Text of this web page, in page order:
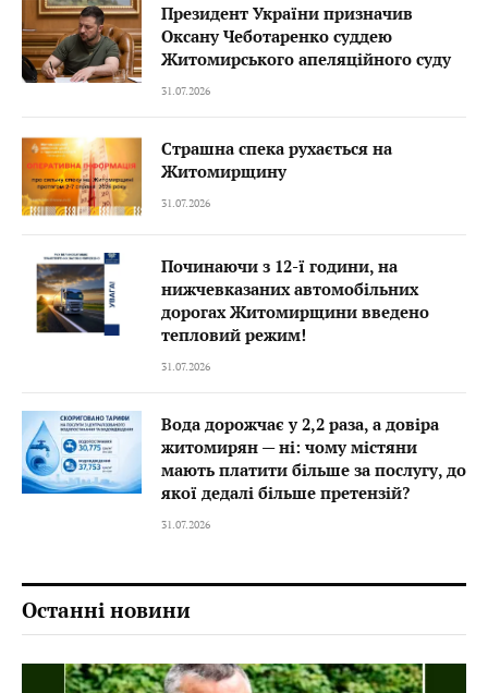
Президент України призначив
Оксану Чеботаренко суддею
Житомирського апеляційного суду
31.07.2026
Страшна спека рухається на
Житомирщину
31.07.2026
Починаючи з 12-ї години, на
нижчевказаних автомобільних
дорогах Житомирщини введено
тепловий режим!
31.07.2026
Вода дорожчає у 2,2 раза, а довіра
житомирян — ні: чому містяни
мають платити більше за послугу, до
якої дедалі більше претензій?
31.07.2026
Останні новини